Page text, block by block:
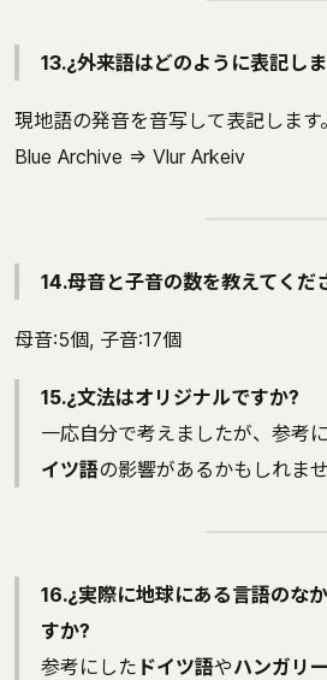
13.¿外来語はどのように表記し
現地語の発音を音写して表記します。
Blue Archive ⇒ Vlur Arkeiv
14.母音と子音の数を教えてくだ
母音:5個, 子音:17個
15.¿文法はオリジナルですか?
一応自分で考えましたが、参考
イツ語の影響があるかもしれませ
16.¿実際に地球にある言語のな
すか?
参考にした ドイツ語やハンガリ